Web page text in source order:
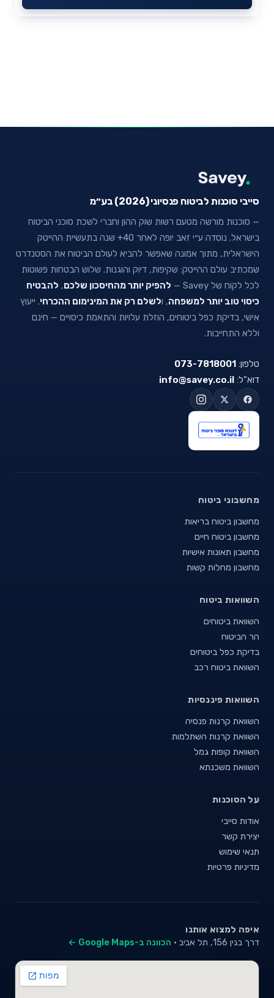
סייבי סוכנות לביטוח פנסיוני (2026) בע״מ
— סוכנות מורשה מטעם רשות שוק ההון וחברי לשכת סוכני הביטוח
בישראל. נוסדה ע״י זאב יופה לאחר 40+ שנה בתעשיית ההייטק
הישראלית, מתוך אמונה שאפשר להביא לעולם הביטוח את הסטנדרט
שמכתיב עולם ההייטק: שקיפות, דיוק והוגנות. שלוש הבטחות פשוטות
לכל לקוח של Savey —
להפיק יותר מהחיסכון שלכם, להבטיח
כיסוי טוב יותר למשפחה, ולשלם רק את המינימום ההכרחי. ייעוץ
אישי, בדיקת כפל ביטוחים, הוזלת עלויות והתאמת כיסויים — חינם
וללא התחייבות.
טלפון: 073-7818001
דוא"ל: info@savey.co.il
מחשבוני ביטוח
מחשבון ביטוח בריאות
מחשבון ביטוח חיים
מחשבון תאונות אישיות
מחשבון מחלות קשות
השוואות ביטוח
השוואת ביטוחים
הר הביטוח
בדיקת כפל ביטוחים
השוואת ביטוח רכב
השוואות פיננסיות
השוואת קרנות פנסיה
השוואת קרנות השתלמות
השוואת קופות גמל
השוואת משכנתא
על הסוכנות
אודות סייבי
יצירת קשר
תנאי שימוש
מדיניות פרטיות
איפה למצוא אותנו
דרך בגין 156, תל אביב · הכוונה ב-Google Maps ←